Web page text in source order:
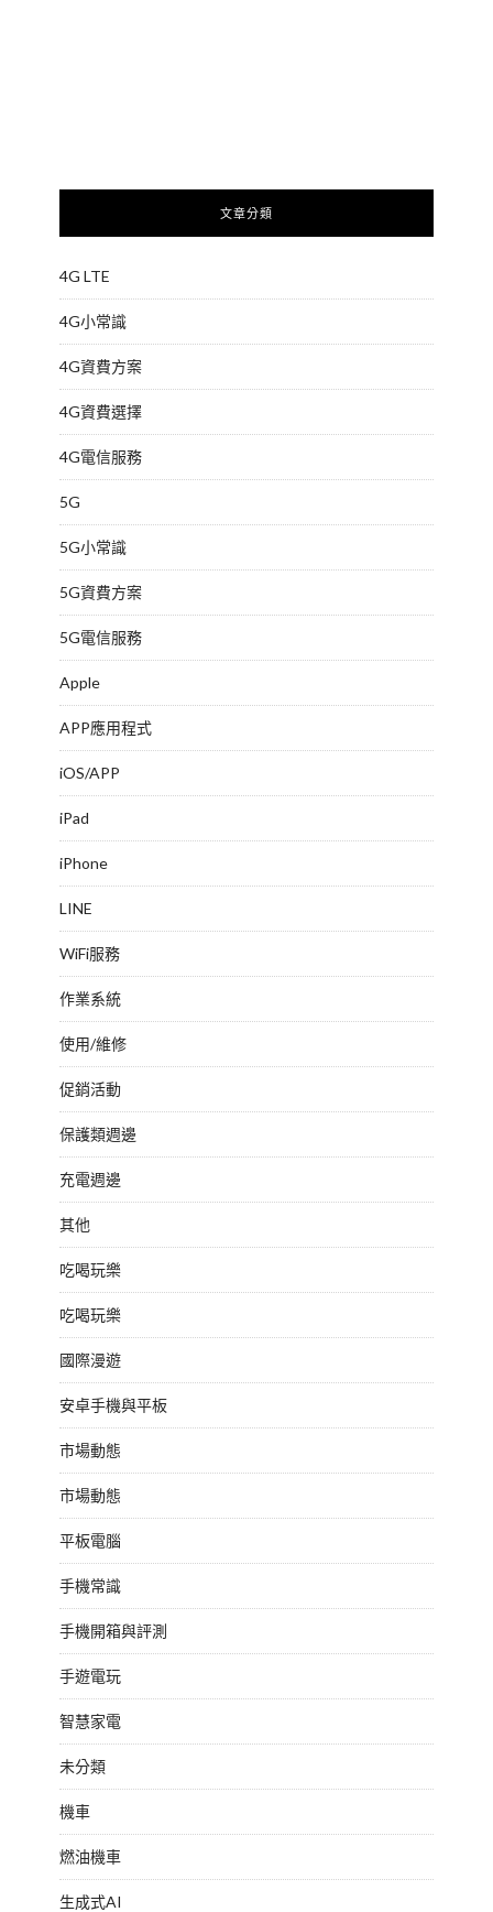
文章分類
4G LTE
4G小常識
4G資費方案
4G資費選擇
4G電信服務
5G
5G小常識
5G資費方案
5G電信服務
Apple
APP應用程式
iOS/APP
iPad
iPhone
LINE
WiFi服務
作業系統
使用/維修
促銷活動
保護類週邊
充電週邊
其他
吃喝玩樂
吃喝玩樂
國際漫遊
安卓手機與平板
市場動態
市場動態
平板電腦
手機常識
手機開箱與評測
手遊電玩
智慧家電
未分類
機車
燃油機車
生成式AI